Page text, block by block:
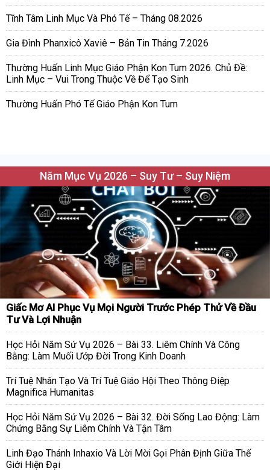
Tĩnh Tâm Linh Mục Và Phó Tế – Tháng 08.2026
Gia Đình Phanxicô Xaviê – Bản Tin Tháng 7.2026
Thường Huấn Linh Mục Giáo Phận Kon Tum 2026. Chủ Đề:
Linh Mục – Vui Trong Thuộc Về Để Tạo Sinh
Thường Huấn Phó Tế Giáo Phận Kon Tum
Năm Mục Vụ 2026 – Suy Tư – Suy Niệm
Giấc Mơ AI Phục Vụ Mọi Người Trước Phép Thử Về Đầu
Tư Và Lợi Nhuận
Học Hỏi Năm Sứ Vụ 2026 – Bài 33. Liêm Chính Và Công
Bằng: Làm Muối Ướp Đời Trong Kinh Doanh
Trí Tuệ Nhân Tạo Và Trí Tuệ Giáo Hội Theo Thông Điệp
Magnifica Humanitas
Học Hỏi Năm Sứ Vụ 2026 – Bài 32. Đời Sống Lao Động: Làm
Chứng Bằng Sự Liêm Chính Và Tận Tâm
Linh Đạo Thánh Inhaxio Và Lời Mời Gọi Phân Định Giữa Thế
Giới Hiện Đại